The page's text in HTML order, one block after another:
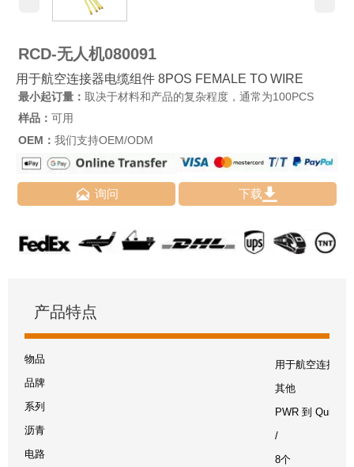
RCD-无人机080091
用于航空连接器电缆组件 8POS FEMALE TO WIRE
最小起订量： 取决于材料和产品的复杂程度，通常为100PCS
样品： 可用
OEM： 我们支持OEM/ODM
 询问 下载
产品特点
物品
用于航空连接器
品牌
其他
系列
PWR 到 Quick
沥青
/
电路
8个